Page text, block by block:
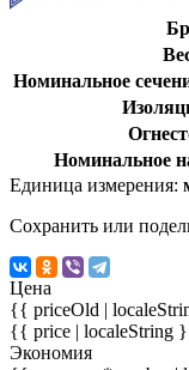
Номинальное
Номинальное
Единица измерения:
Сохранить или
Цена
{{ priceOld |
{{ price | localeString
Экономия